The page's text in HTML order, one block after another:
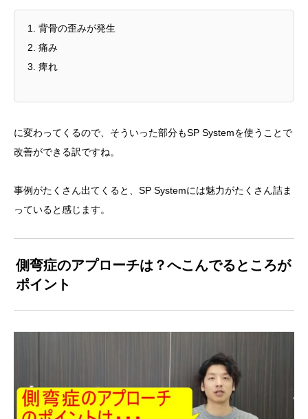
背骨の歪みが発生
痛み
痺れ
に変わってくるので、そういった部分もSP Systemを使うことで
改善ができる訳ですね。
事例がたくさん出てくると、SP Systemには魅力がたくさん詰ま
っていると感じます。
側弯症のアプローチは？へこんでるところが
ポイント